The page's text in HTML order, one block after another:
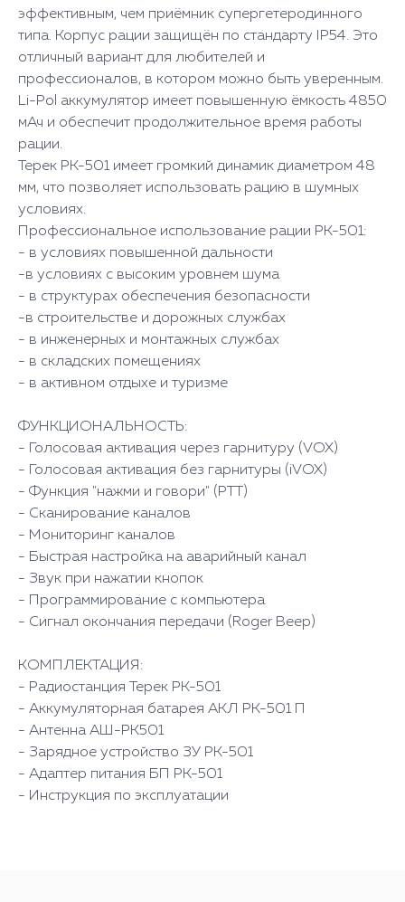
эффективным, чем приёмник супергетеродинного
типа. Корпус рации защищён по стандарту IP54. Это
отличный вариант для любителей и
профессионалов, в котором можно быть уверенным.
Li-Pol аккумулятор имеет повышенную ёмкость 4850
мАч и обеспечит продолжительное время работы
рации.
Терек РК-501 имеет громкий динамик диаметром 48
мм, что позволяет использовать рацию в шумных
условиях.
Профессиональное использование рации РК-501:
- в условиях повышенной дальности
-в условиях с высоким уровнем шума
- в структурах обеспечения безопасности
-в строительстве и дорожных службах
- в инженерных и монтажных службах
- в складских помещениях
- в активном отдыхе и туризме
ФУНКЦИОНАЛЬНОСТЬ:
- Голосовая активация через гарнитуру (VOX)
- Голосовая активация без гарнитуры (iVOX)
- Функция "нажми и говори" (PTT)
- Сканирование каналов
- Мониторинг каналов
- Быстрая настройка на аварийный канал
- Звук при нажатии кнопок
- Программирование с компьютера
- Сигнал окончания передачи (Roger Beep)
КОМПЛЕКТАЦИЯ:
- Радиостанция Терек РК-501
- Аккумуляторная батарея АКЛ РК-501 П
- Антенна АШ-РК501
- Зарядное устройство ЗУ РК-501
- Адаптер питания БП РК-501
- Инструкция по эксплуатации